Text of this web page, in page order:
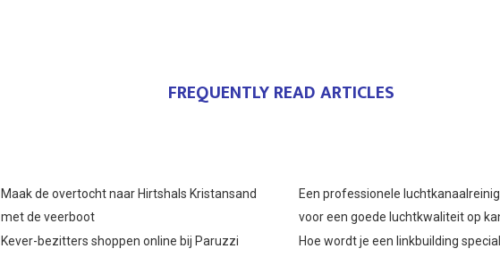
FREQUENTLY READ ARTICLES
Maak de overtocht naar Hirtshals Kristansand
met de veerboot
Kever-bezitters shoppen online bij Paruzzi
Een professionele
voor een goede luchtkwaliteit op
Hoe wordt je een linkbuilding